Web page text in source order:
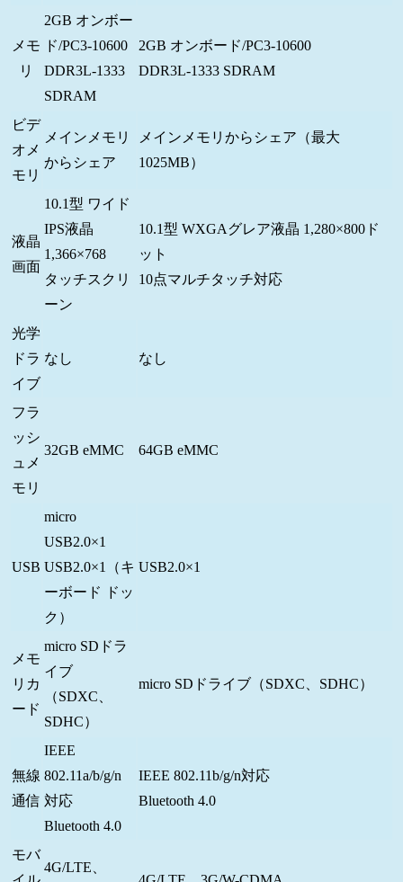
メモ
リ
2GB オンボー
ド/PC3-10600
DDR3L-1333
SDRAM
2GB オンボード/PC3-10600
DDR3L-1333 SDRAM
ビデ
オメ
モリ
メインメモリ
からシェア
メインメモリからシェア（最大
1025MB）
液晶
画面
10.1型 ワイド
IPS液晶
1,366×768
タッチスクリ
ーン
10.1型 WXGAグレア液晶 1,280×800ド
ット
10点マルチタッチ対応
光学
ドラ
イブ
なし なし
フラ
ッシ
ュメ
モリ
32GB eMMC 64GB eMMC
USB
micro
USB2.0×1
USB2.0×1（キ
ーボード ドッ
ク）
USB2.0×1
メモ
リカ
ード
micro SDドラ
イブ
（SDXC、
SDHC）
micro SDドライブ（SDXC、SDHC）
無線
通信
IEEE
802.11a/b/g/n
対応
Bluetooth 4.0
IEEE 802.11b/g/n対応
Bluetooth 4.0
モバ
4G/LTE、